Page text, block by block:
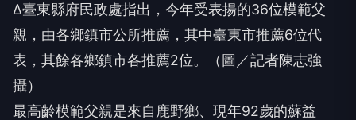
∆臺東縣府民政處指出，今年受表揚的36位模範父
親，由各鄉鎮市公所推薦，其中臺東市推薦6位代
表，其餘各鄉鎮市各推薦2位。（圖／記者陳志強
攝）
最高齡模範父親是來自鹿野鄉、現年92歲的蘇益